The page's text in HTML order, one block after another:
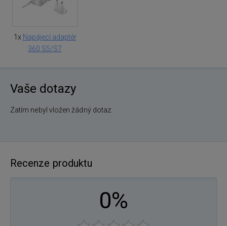
1x Napájecí adaptér
360 S5/S7
Vaše dotazy
Zatím nebyl vložen žádný dotaz.
Recenze produktu
0%